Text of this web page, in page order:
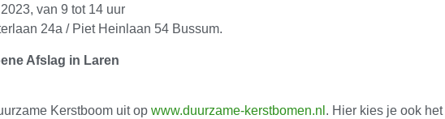
van 9 tot 14 uur
24a / Piet Heinlaan 54 Bussum.
Afslag in Laren
Kerstboom uit op www.duurzame-kerstbomen.nl . Hier kies je ook het